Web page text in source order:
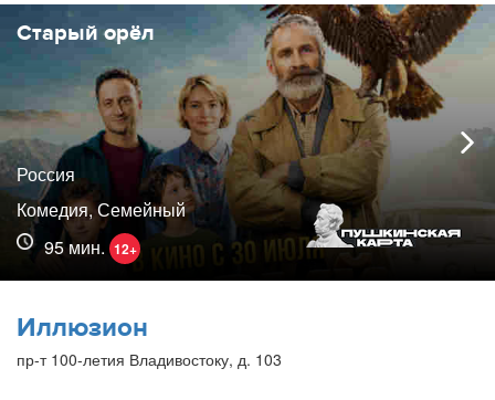
Старый орёл
Россия
Комедия, Семейный
95 мин. 12+
Иллюзион
пр-т 100-летия Владивостоку, д. 103